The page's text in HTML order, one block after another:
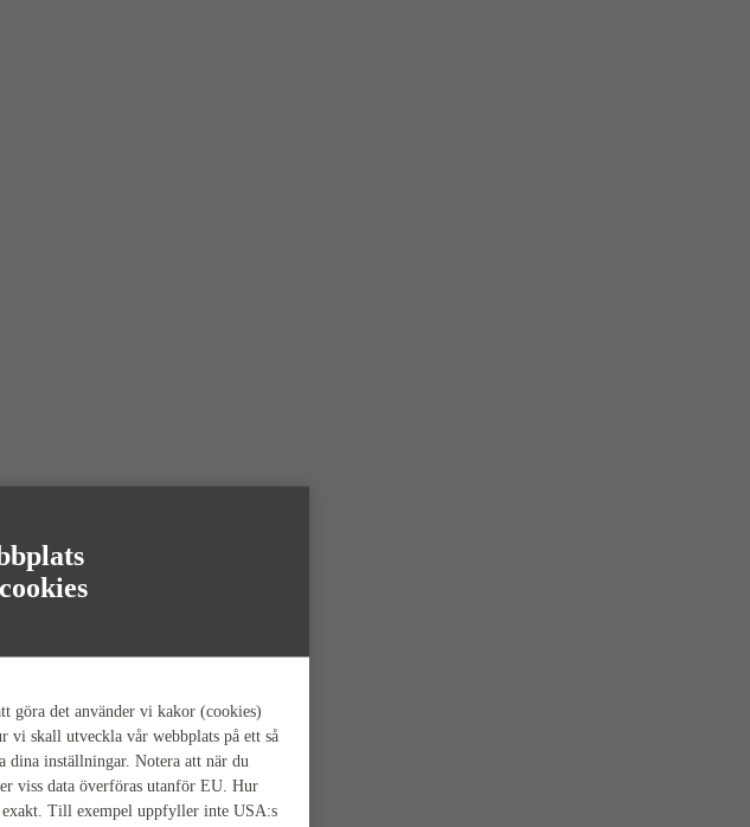
göra det använder vi kakor (cookies)
vi skall utveckla vår webbplats på ett så
dina inställningar. Notera att när du
viss data överföras utanför EU. Hur
Till exempel uppfyller inte USA:s